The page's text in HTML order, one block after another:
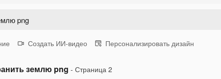
Создать ИИ-видео Персонализировать дизайн
землю png - Страница 2